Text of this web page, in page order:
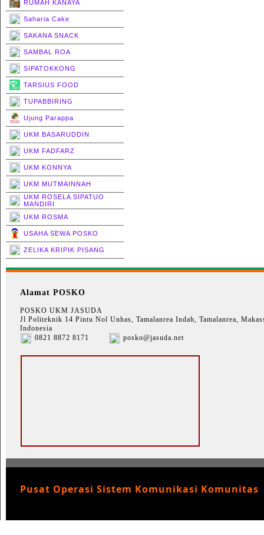
RUMAH KANAYA
Saharia Cake
SAKANA SNACK
SAMBAL ROA
SIPATOKKONG
TARSIUS FOOD
TUPABBIRING
Ujung Parappa
UKM BASARUDDIN
UKM FADFARZ
UKM KONNYA
UKM MUTMAINNAH
UKM ROSELA SIPATUO
MANDIRI
UKM ROSMA
USAHA SEWA POSKO
ZELIKA KRIPIK PISANG
Alamat POSKO
POSKO UKM JASUDA
Jl Politeknik 14 Pintu Nol Unhas, Tamalanrea Indah, Tamalanrea,
Indonesia
0821 8872 8171
posko@jasuda.net
Pusat Operasi Sistem Komunikasi Komunitas